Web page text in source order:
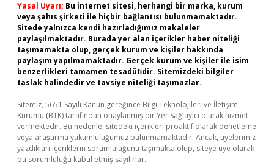
Yasal Uyarı: Bu internet sitesi, herhangi bir marka, kurum
veya şahıs şirketi ile hiçbir bağlantısı bulunmamaktadır.
Sitede yalnızca kendi hazırladığımız makaleler
paylaşılmaktadır. Burada yer alan içerikler haber niteliği
taşımamakta olup, gerçek kurum ve kişiler hakkında
paylaşım yapılmamaktadır. Gerçek kurum ve kişiler ile isim
benzerlikleri tamamen tesadüfidir. Sitemizdeki bilgiler
taslak halindedir ve tavsiye niteliği taşımazlar.
Sitemiz, 5651 Sayılı Kanun gereğince Bilgi Teknolojileri ve İletişim
Kurumu (BTK) tarafından onaylanmış bir Yer Sağlayıcı olarak hizmet
vermektedir. Bu nedenle, sitedeki içerikleri proaktif olarak denetleme
veya araştırma yükümlülüğümüz bulunmamaktadır. Ancak, üyelerimiz
yazdıkları içeriklerin sorumluluğunu taşımakta olup, siteye üye olarak
bu sorumluluğu kabul etmiş sayılırlar.